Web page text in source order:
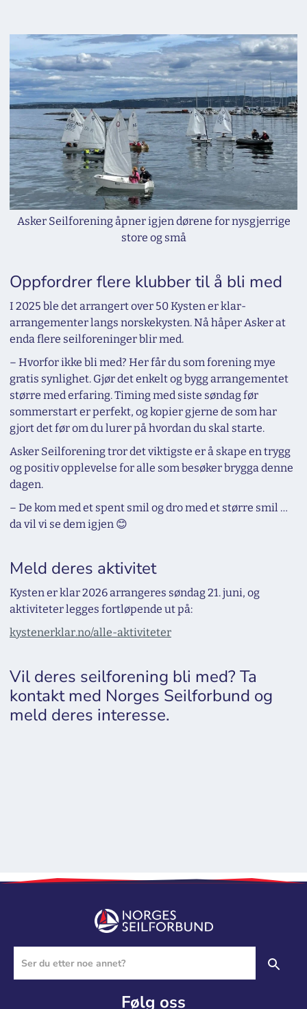
Asker Seilforening åpner igjen dørene for nysgjerrige
store og små
Oppfordrer flere klubber til å bli med
I 2025 ble det arrangert over 50 Kysten er klar-
arrangementer langs norskekysten. Nå håper Asker at
enda flere seilforeninger blir med.
– Hvorfor ikke bli med? Her får du som forening mye
gratis synlighet. Gjør det enkelt og bygg arrangementet
større med erfaring. Timing med siste søndag før
sommerstart er perfekt, og kopier gjerne de som har
gjort det før om du lurer på hvordan du skal starte.
Asker Seilforening tror det viktigste er å skape en trygg
og positiv opplevelse for alle som besøker brygga denne
dagen.
– De kom med et spent smil og dro med et større smil …
da vil vi se dem igjen 😊
Meld deres aktivitet
Kysten er klar 2026 arrangeres søndag 21. juni, og
aktiviteter legges fortløpende ut på:
kystenerklar.no/alle-aktiviteter
Vil deres seilforening bli med? Ta
kontakt med Norges Seilforbund og
meld deres interesse.
Følg oss